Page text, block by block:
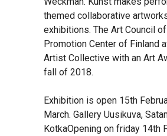
themed collaborative
exhibitions. The Art Council
Promotion Center of Finland
Artist Collective with an Art
fall of 2018.
Exhibition is open 15th
March. Gallery Uusikuva,
KotkaOpening on friday 14th